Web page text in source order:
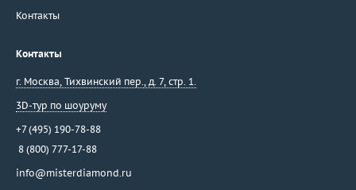
Контакты
Контакты
г. Москва, Тихвинский пер., д. 7, стр. 1.
3D-тур по шоуруму
+7 (495) 190-78-88
8 (800) 777-17-88
info@misterdiamond.ru